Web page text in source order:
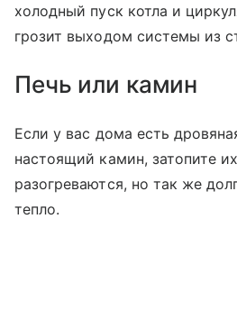
холодный пуск котла и
грозит выходом системы из
Печь или камин
Если у вас дома есть
настоящий камин, затопите
разогреваются, но так же
тепло.